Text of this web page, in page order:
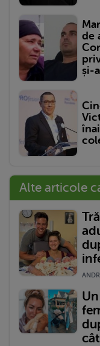
de
și-
Alte articole